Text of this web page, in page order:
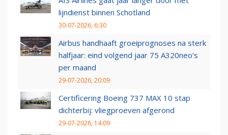
lijndienst binnen Schotland
30-07-2026, 6:30
Airbus handhaaft groeiprognoses na sterk
halfjaar: eind volgend jaar 75 A320neo’s
per maand
29-07-2026, 20:09
Certificering Boeing 737 MAX 10 stap
dichterbij: vliegproeven afgerond
29-07-2026, 14:09